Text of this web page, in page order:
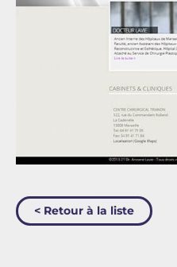
< Retour à la liste